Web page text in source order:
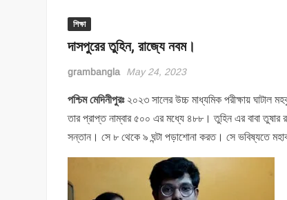
শিক্ষা
দাসপুরের তুহিন, রাজ্যে নবম।
grambangla May 24, 2023
পশ্চিম মেদিনীপুরঃ২০২৩ সালের উচ্চ মাধ্যমিক পরীক্ষায় ঘাটাল
তার প্রাপ্ত নাম্বার ৫০০ এর মধ্যে ৪৮৮। তুহিন এর বাবা তুষার
সন্তান। সে ৮ থেকে ৯ ঘন্টা পড়াশোনা করত। সে ভবিষ্যতে